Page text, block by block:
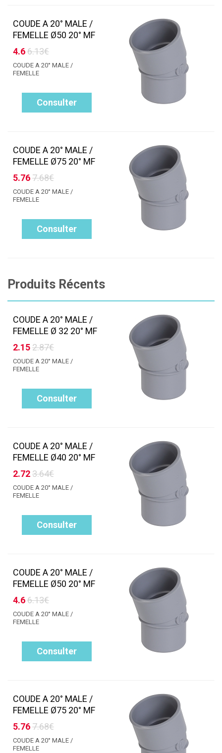
COUDE A 20° MALE /
FEMELLE Ø50 20° MF
4.66.13€
COUDE A 20° MALE /
FEMELLE
Consulter
COUDE A 20° MALE /
FEMELLE Ø75 20° MF
5.767.68€
COUDE A 20° MALE /
FEMELLE
Consulter
Produits Récents
COUDE A 20° MALE /
FEMELLE Ø 32 20° MF
2.152.87€
COUDE A 20° MALE /
FEMELLE
Consulter
COUDE A 20° MALE /
FEMELLE Ø40 20° MF
2.723.64€
COUDE A 20° MALE /
FEMELLE
Consulter
COUDE A 20° MALE /
FEMELLE Ø50 20° MF
4.66.13€
COUDE A 20° MALE /
FEMELLE
Consulter
COUDE A 20° MALE /
FEMELLE Ø75 20° MF
5.767.68€
COUDE A 20° MALE /
FEMELLE